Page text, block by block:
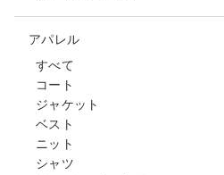
アパレル
すべて
コート
ジャケット
ベスト
ニット
シャツ